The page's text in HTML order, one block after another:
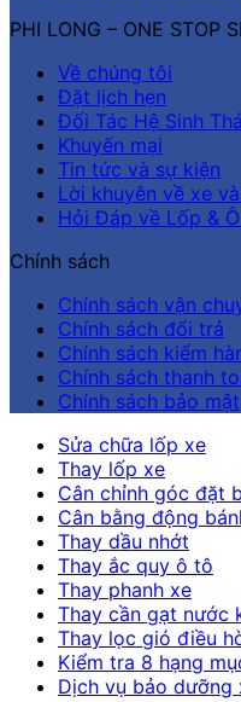
PHI LONG – ONE STOP
Về chúng tôi
Đặt lịch hẹn
Đối Tác Hệ Sinh
Khuyến mại
Tin tức và sự kiện
Lời khuyên về xe
Hỏi Đáp về Lốp &
Chính sách
Chính sách vận
Chính sách đổi trả
Chính sách kiểm
Chính sách thanh
Chính sách bảo mật
Sửa chữa lốp xe
Thay lốp xe
Cân chỉnh góc đặt
Cân bằng động
Thay dầu nhớt
Thay ắc quy ô tô
Thay phanh xe
Thay cần gạt nước
Thay lọc gió điều
Kiểm tra 8 hạng
Dịch vụ bảo dưỡng